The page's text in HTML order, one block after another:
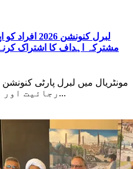
لبرل کنونشن
مشترکہ اہداف کا اشتراک
رجائیت اور نئے عزم سے بھرے ہوئے...